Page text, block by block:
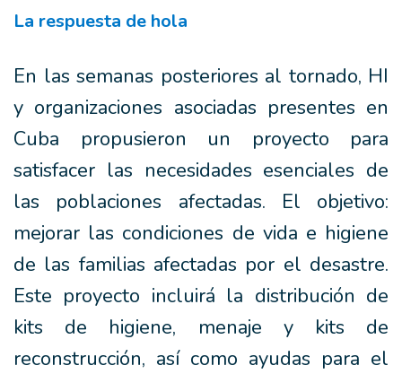
La respuesta de hola
En las semanas posteriores al tornado, HI
y organizaciones asociadas presentes en
Cuba propusieron un proyecto para
satisfacer las necesidades esenciales de
las poblaciones afectadas. El objetivo:
mejorar las condiciones de vida e higiene
de las familias afectadas por el desastre.
Este proyecto incluirá la distribución de
kits de higiene, menaje y kits de
reconstrucción, así como ayudas para el